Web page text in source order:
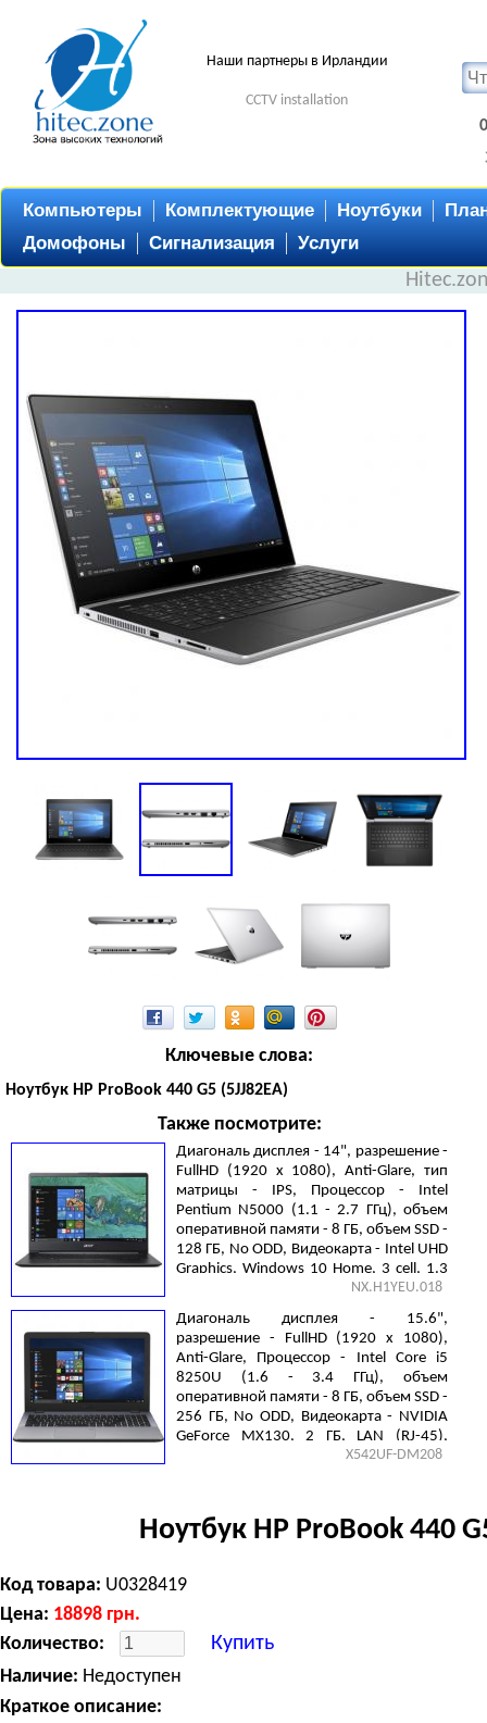
Наши партнеры в Ирландии
CCTV installation
Компьютеры Комплектующие Ноутбуки
Домофоны
Сигнализация Услуги
Ключевые слова:
Ноутбук HP ProBook 440 G5 (5JJ82EA)
Также посмотрите:
Диагональ дисплея - 14", разрешение -
FullHD (1920 х 1080), Anti-Glare, тип
матрицы - IPS, Процессор - Intel
Pentium N5000 (1.1 - 2.7 ГГц), объем
оперативной памяти - 8 ГБ, объем SSD -
128 ГБ, No ODD, Видеокарта - Intel UHD
Graphics, Windows 10 Home, 3 cell, 1.3
NX.H1YEU.018
Диагональ дисплея - 15.6",
разрешение - FullHD (1920 х 1080),
Anti-Glare, Процессор - Intel Core i5
8250U (1.6 - 3.4 ГГц), объем
оперативной памяти - 8 ГБ, объем SSD -
256 ГБ, No ODD, Видеокарта - NVIDIA
GeForce MX130, 2 ГБ, LAN (RJ-45),
Endless OS, 2 cell, 2.3 кг, Dark Grey
X542UF-DM208
Ноутбук HP ProBook 440
Код товара: U0328419
Цена: 18898 грн.
Количество:
Купить
Наличие: Недоступен
Краткое описание: